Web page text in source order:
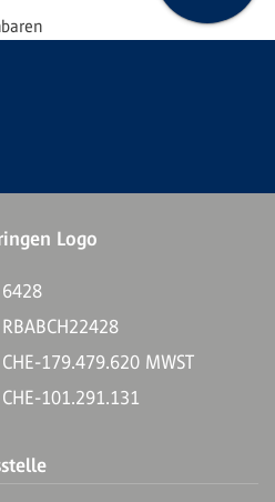
6428
RBABCH22428
CHE-179.479.620 MWST
CHE-101.291.131